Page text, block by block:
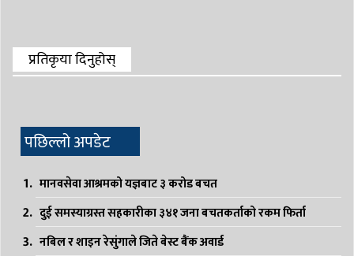
प्रतिकृया दिनुहोस्
पछिल्लो अपडेट
मानवसेवा आश्रमको यज्ञबाट ३ करोड बचत
दुई समस्याग्रस्त सहकारीका ३४१ जना बचतकर्ताको रकम फिर्ता
नबिल र शाइन रेसुंगाले जिते बेस्ट बैंक अवार्ड